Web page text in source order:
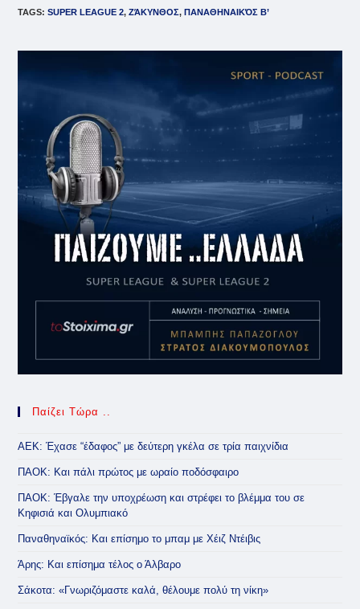
TAGS:SUPER LEAGUE 2, ΖΆΚΥΝΘΟΣ, ΠΑΝΑΘΗΝΑΙΚΌΣ Β’
Παίζει Τώρα ..
ΑΕΚ: Έχασε “έδαφος” με δεύτερη γκέλα σε τρία παιχνίδια
ΠΑΟΚ: Και πάλι πρώτος με ωραίο ποδόσφαιρο
ΠΑΟΚ: Έβγαλε την υποχρέωση και στρέφει το βλέμμα του σε
Κηφισιά και Ολυμπιακό
Παναθηναϊκός: Και επίσημο το μπαμ με Χέιζ Ντέιβις
Άρης: Και επίσημα τέλος ο Άλβαρο
Σάκοτα: «Γνωριζόμαστε καλά, θέλουμε πολύ τη νίκη»